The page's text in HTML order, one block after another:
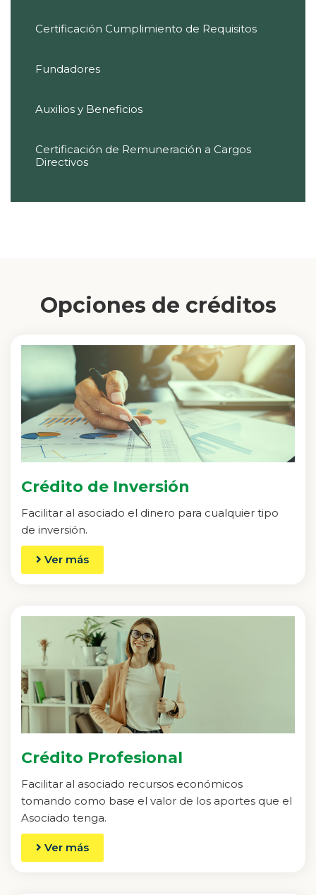
Certificación Cumplimiento de Requisitos
Fundadores
Auxilios y Beneficios
Certificación de Remuneración a Cargos
Directivos
Opciones de créditos
Crédito de Inversión
Facilitar al asociado el dinero para cualquier tipo
de inversión.
Ver más
Crédito Profesional
Facilitar al asociado recursos económicos
tomando como base el valor de los aportes que el
Asociado tenga.
Ver más